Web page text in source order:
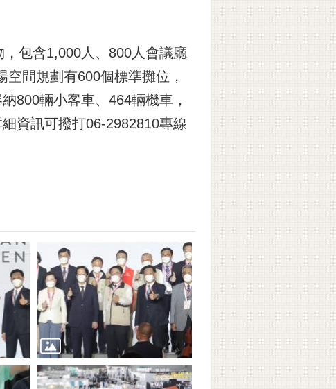
包含1,000人、800人會議廳
間規劃有600個標準攤位，
800輛小客車、464輛機車，
資訊可撥打06-2982810專線